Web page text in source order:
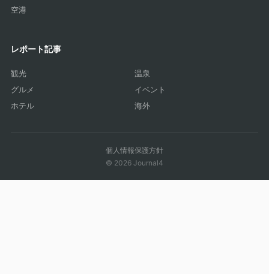
空港
レポート記事
観光
温泉
グルメ
イベント
ホテル
海外
個人情報保護方針
© 2026 Journal4